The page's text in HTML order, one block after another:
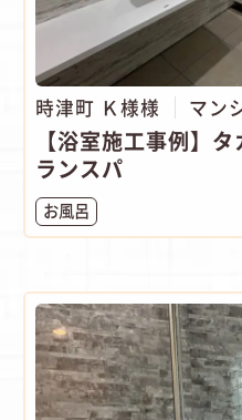
時津町 Ｋ様様 マン
【浴室施工事例】
ランスパ
お風呂